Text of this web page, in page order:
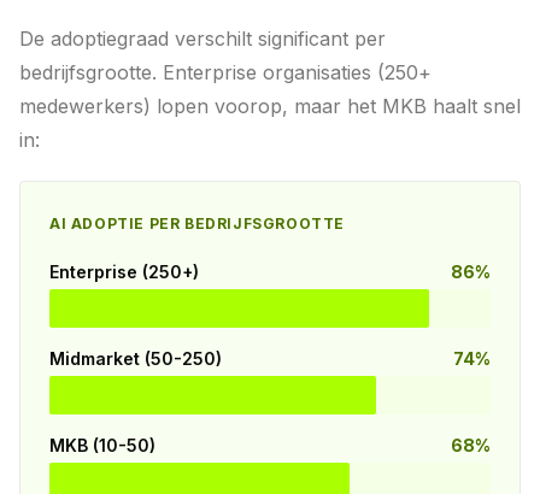
De adoptiegraad verschilt significant per
bedrijfsgrootte. Enterprise organisaties (250+
medewerkers) lopen voorop, maar het MKB haalt snel
in:
AI ADOPTIE PER BEDRIJFSGROOTTE
Enterprise (250+) 86%
Midmarket (50-250) 74%
MKB (10-50) 68%